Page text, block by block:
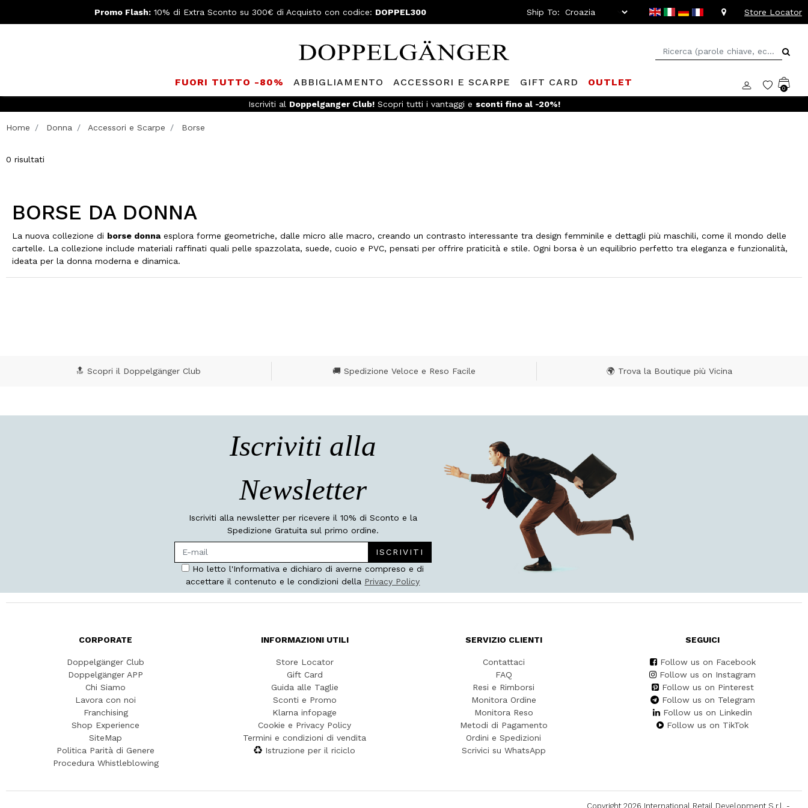
Promo Flash:10% di Extra Sconto su 300€ di Acquisto con codice: DOPPEL300 Ship To: Store Locator
FUORI TUTTO -80% ABBIGLIAMENTO ACCESSORI E SCARPE GIFT CARD OUTLET
0
Iscriviti al Doppelganger Club!Scopri tutti i vantaggi e sconti fino al -20%!
Home Donna Accessori e Scarpe Borse
0 risultati
BORSE DA DONNA
La nuova collezione di borse donnaesplora forme geometriche, dalle micro alle macro, creando un contrasto interessante tra design femminile e dettagli più maschili, come il mondo delle
cartelle. La collezione include materiali raffinati quali pelle spazzolata, suede, cuoio e PVC, pensati per offrire praticità e stile. Ogni borsa è un equilibrio perfetto tra eleganza e funzionalità,
ideata per la donna moderna e dinamica.
🔝 Scopri il Doppelgänger Club 🚚 Spedizione Veloce e Reso Facile 🌍 Trova la Boutique più Vicina
Iscriviti alla
Newsletter
Iscriviti alla newsletter per ricevere il 10% di Sconto e la
Spedizione Gratuita sul primo ordine.
ISCRIVITI
Ho letto l'Informativa e dichiaro di averne compreso e di
accettare il contenuto e le condizioni della Privacy Policy
CORPORATE
Doppelgänger Club
Doppelgänger APP
Chi Siamo
Lavora con noi
Franchising
Shop Experience
SiteMap
Politica Parità di Genere
Procedura Whistleblowing
INFORMAZIONI UTILI
Store Locator
Gift Card
Guida alle Taglie
Sconti e Promo
Klarna infopage
Cookie e Privacy Policy
Termini e condizioni di vendita
Istruzione per il riciclo
SERVIZIO CLIENTI
Contattaci
FAQ
Resi e Rimborsi
Monitora Ordine
Monitora Reso
Metodi di Pagamento
Ordini e Spedizioni
Scrivici su WhatsApp
SEGUICI
Follow us on Facebook
Follow us on Instagram
Follow us on Pinterest
Follow us on Telegram
Follow us on Linkedin
Follow us on TikTok
Copyright 2026 International Retail Development S.r.l. -